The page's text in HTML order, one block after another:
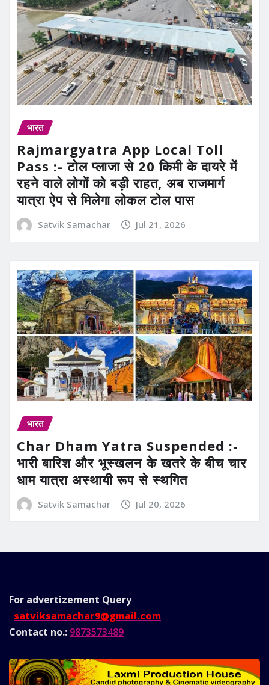
भारत
Rajmargyatra App Local Toll
Pass :- टोल प्लाजा से 20 किमी के दायरे में
रहने वाले लोगों को बड़ी राहत, अब राजमार्ग
यात्रा ऐप से मिलेगा लोकल टोल पास
Satvik Samachar Jul 21, 2026
भारत
Char Dham Yatra Suspended :-
भारी बारिश और भूस्खलन के खतरे के बीच चार
धाम यात्रा अस्थायी रूप से स्थगित
Satvik Samachar Jul 20, 2026
For advertizement Query
satviksamachar9@gmail.com
Contact no.: 9873573489